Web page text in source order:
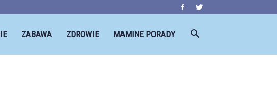
ZABAWA ZDROWIE MAMINE PORADY